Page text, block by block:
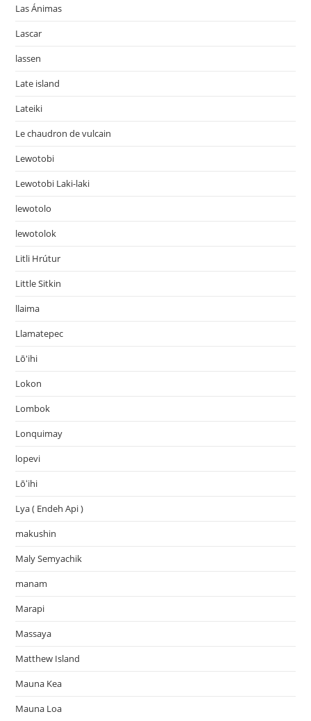
Las Ánimas
Lascar
lassen
Late island
Lateiki
Le chaudron de vulcain
Lewotobi
Lewotobi Laki-laki
lewotolo
lewotolok
Litli Hrútur
Little Sitkin
llaima
Llamatepec
Lō'ihi
Lokon
Lombok
Lonquimay
lopevi
Lōʻihi
Lya ( Endeh Api )
makushin
Maly Semyachik
manam
Marapi
Massaya
Matthew Island
Mauna Kea
Mauna Loa